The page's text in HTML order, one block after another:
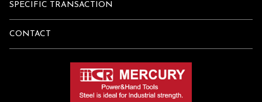
SPECIFIC TRANSACTION
CONTACT